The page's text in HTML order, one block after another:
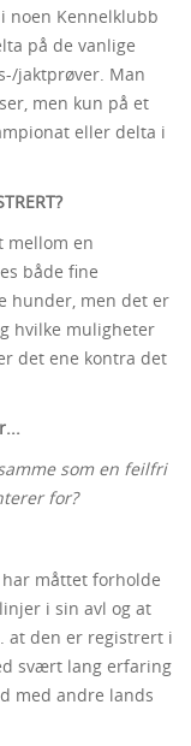
noen Kennelklubb
på de vanlige
jaktprøver. Man
men kun på et
eller delta i
mellom en
både fine
hunder, men det er
hvilke muligheter
det ene kontra det
som en feilfri
for?
måttet forholde
i sin avl og at
at den er registrert i
svært lang erfaring
med andre lands